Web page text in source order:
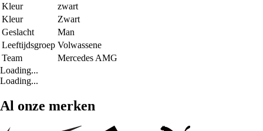
Kleur
zwart
Kleur
Zwart
Geslacht
Man
Leeftijdsgroep Volwassene
Team
Mercedes AMG
Loading...
Loading...
Al onze merken